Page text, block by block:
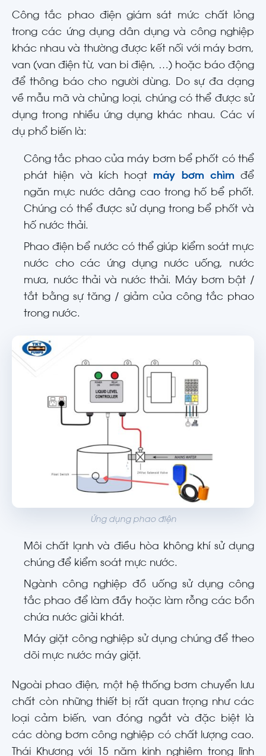
Công tắc phao điện giám sát mức chất lỏng
trong các ứng dụng dân dụng và công nghiệp
khác nhau và thường được kết nối với máy bơm,
van (van điện từ, van bi điện, …) hoặc báo động
để thông báo cho người dùng. Do sự đa dạng
về mẫu mã và chủng loại, chúng có thể được sử
dụng trong nhiều ứng dụng khác nhau. Các ví
dụ phổ biến là:
Công tắc phao của máy bơm bể phốt có thể
phát hiện và kích hoạt máy bơm chìm để
ngăn mực nước dâng cao trong hố bể phốt.
Chúng có thể được sử dụng trong bể phốt và
hố nước thải.
Phao điện bể nước có thể giúp kiểm soát mực
nước cho các ứng dụng nước uống, nước
mưa, nước thải và nước thải. Máy bơm bật /
tắt bằng sự tăng / giảm của công tắc phao
trong nước.
Ứng dụng phao điện
Môi chất lạnh và điều hòa không khí sử dụng
chúng để kiểm soát mực nước.
Ngành công nghiệp đồ uống sử dụng công
tắc phao để làm đầy hoặc làm rỗng các bồn
chứa nước giải khát.
Máy giặt công nghiệp sử dụng chúng để theo
dõi mực nước máy giặt.
Ngoài phao điện, một hệ thống bơm chuyển lưu
chất còn những thiết bị rất quan trọng như các
loại cảm biến, van đóng ngắt và đặc biệt là
các dòng bơm công nghiệp có chất lượng cao.
Thái Khương với 15 năm kinh nghiệm trong lĩnh